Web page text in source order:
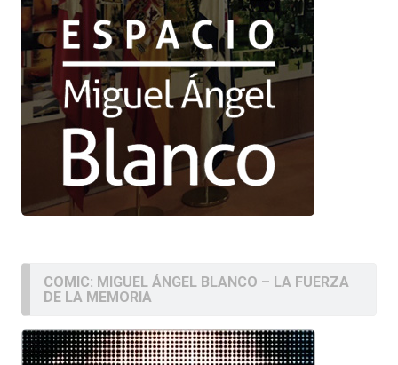
COMIC: MIGUEL ÁNGEL BLANCO – LA FUERZA
DE LA MEMORIA